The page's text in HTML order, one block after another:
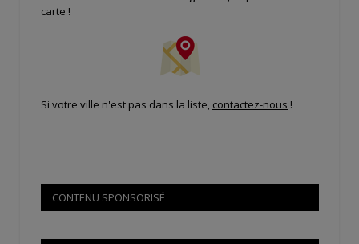
carte !
Si votre ville n'est pas dans la liste, contactez-nous !
CONTENU SPONSORISÉ